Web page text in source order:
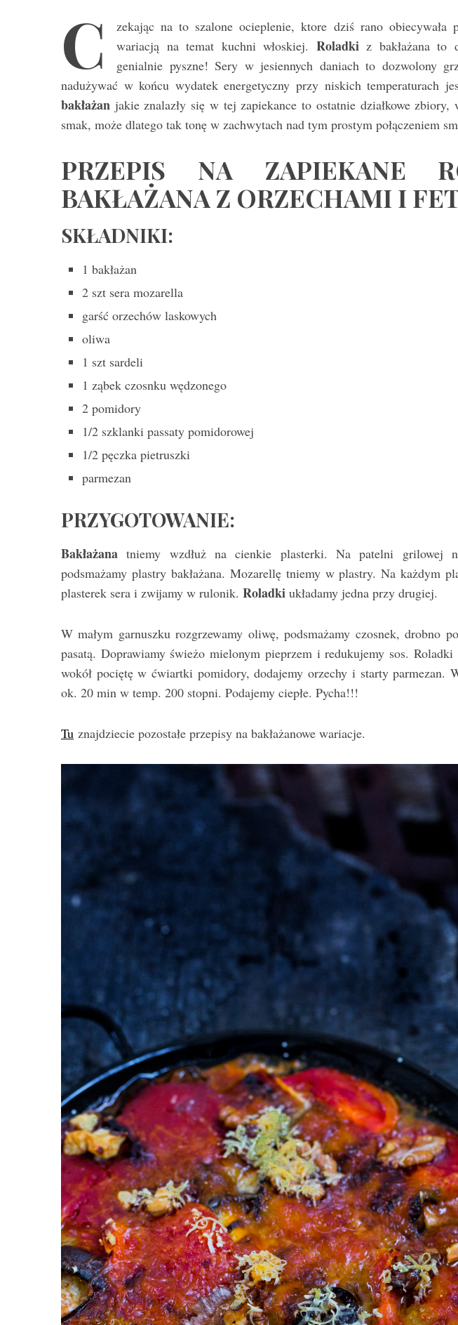
C
zekając na to szalone ocieplenie, ktore dziś rano obiecywała
wariacją na temat kuchni włoskiej. Roladkiz bakłażana to
genialnie pyszne! Sery w jesiennych daniach to dozwolony
nadużywać w końcu wydatek energetyczny przy niskich temperaturach
bakłażan jakie znalazły się w tej zapiekance to ostatnie działkowe
smak, może dlatego tak tonę w zachwytach nad tym prostym połączeniem
PRZEPIS NA ZAPIEKANE
BAKŁAŻANA Z ORZECHAMI I
SKŁADNIKI:
1 bakłażan
2 szt sera mozarella
garść orzechów laskowych
oliwa
1 szt sardeli
1 ząbek czosnku wędzonego
2 pomidory
1/2 szklanki passaty pomidorowej
1/2 pęczka pietruszki
parmezan
PRZYGOTOWANIE:
Bakłażana tniemy wzdłuż na cienkie plasterki. Na patelni grilowej
podsmażamy plastry bakłażana. Mozarellę tniemy w plastry. Na każdym
plasterek sera i zwijamy w rulonik. Roladki układamy jedna przy drugiej.
W małym garnuszku rozgrzewamy oliwę, podsmażamy czosnek, drobno
pasatą. Doprawiamy świeżo mielonym pieprzem i redukujemy sos. Roladki
wokół pociętę w ćwiartki pomidory, dodajemy orzechy i starty parmezan.
ok. 20 min w temp. 200 stopni. Podajemy ciepłe. Pycha!!!
Tu znajdziecie pozostałe przepisy na bakłażanowe wariacje.